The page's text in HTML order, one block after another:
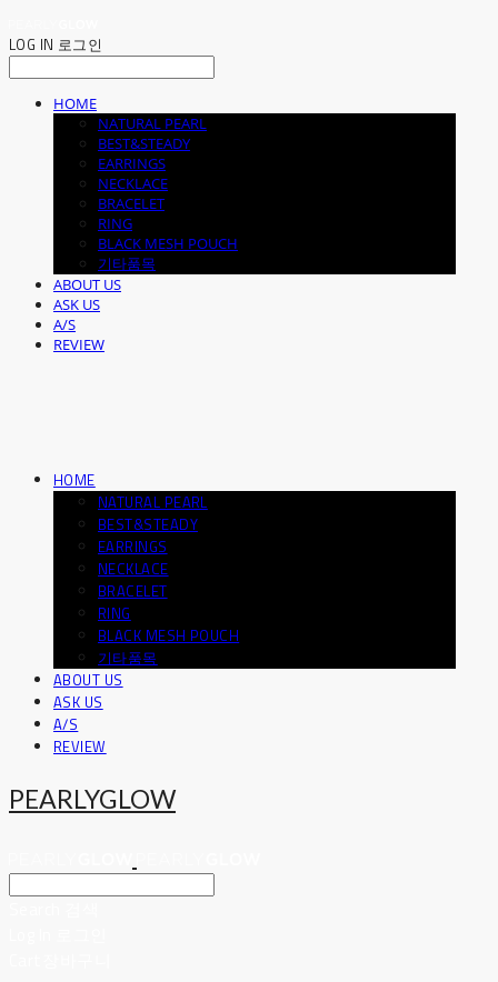
LOG IN 로그인
HOME
NATURAL PEARL
BEST&STEADY
EARRINGS
NECKLACE
BRACELET
RING
BLACK MESH POUCH
기타품목
ABOUT US
ASK US
A/S
REVIEW
HOME
NATURAL PEARL
BEST&STEADY
EARRINGS
NECKLACE
BRACELET
RING
BLACK MESH POUCH
기타품목
ABOUT US
ASK US
A/S
REVIEW
PEARLYGLOW